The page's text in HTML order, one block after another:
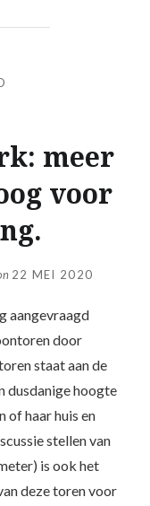
meer
voor
22 MEI 2020
aangevraagd
door
staat aan de
dusdanige hoogte
of haar huis en
stellen van
is ook het
deze toren voor